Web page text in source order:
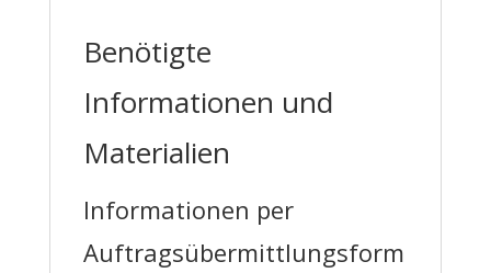
Benötigte
Informationen und
Materialien
Informationen per
Auftragsübermittlungsform